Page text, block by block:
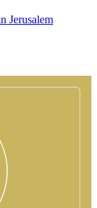
Jerusalem